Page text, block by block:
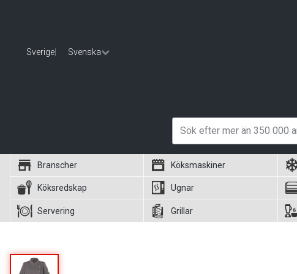
Sverige Svenska
Branscher Köksmaskiner
Köksredskap Ugnar
Servering Grillar